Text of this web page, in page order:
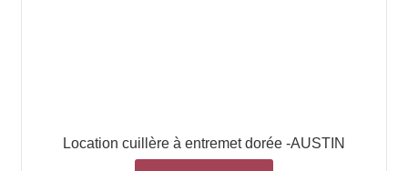
Location cuillère à entremet dorée -AUSTIN